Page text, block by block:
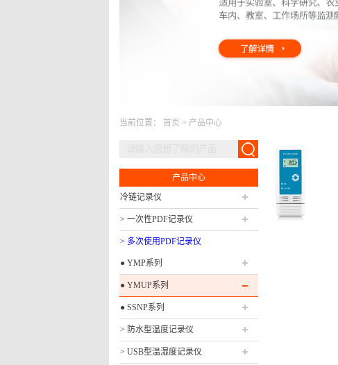
当前位置： 首页 > 产品中心
产品中心
冷链记录仪
> 一次性PDF记录仪
> 多次使用PDF记录仪
● YMP系列
● YMUP系列
● SSNP系列
> 防水型温度记录仪
> USB型温湿度记录仪